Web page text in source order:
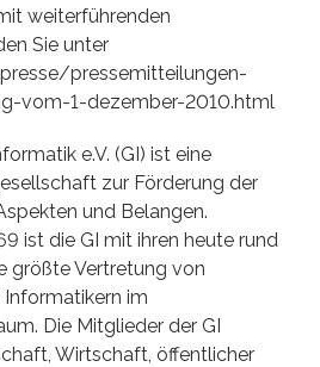
weiterführenden
Sie unter
pressemitteilungen-
vom-1-dezember-2010.html
e.V. (GI) ist eine
zur Förderung der
und Belangen.
ist die GI mit ihren heute rund
größte Vertretung von
im
Die Mitglieder der GI
Wirtschaft, öffentlicher